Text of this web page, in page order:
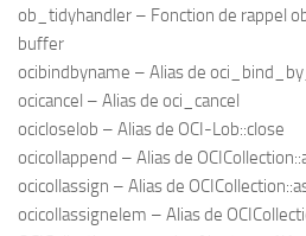
ob_tidyhandler – Fonction de rappel
buffer
ocibindbyname – Alias de
ocicancel – Alias de oci_cancel
ocicloselob – Alias de OCI-Lob::close
ocicollappend – Alias de
ocicollassign – Alias de
ocicollassignelem – Alias de